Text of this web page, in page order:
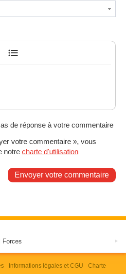
de réponse à votre commentaire
votre commentaire », vous
notre charte d'utilisation
Envoyer votre commentaire
Forces
- Informations légales et CGU - Charte -